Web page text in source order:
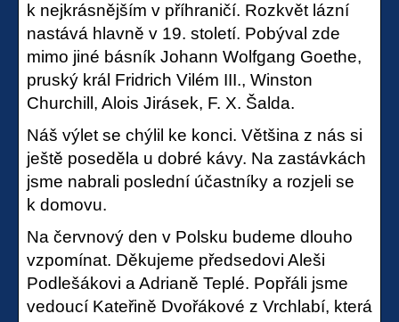
k nejkrásnějším v příhraničí. Rozkvět lázní
nastává hlavně v 19. století. Pobýval zde
mimo jiné básník Johann Wolfgang Goethe,
pruský král Fridrich Vilém III., Winston
Churchill, Alois Jirásek, F. X. Šalda.
Náš výlet se chýlil ke konci. Většina z nás si
ještě poseděla u dobré kávy. Na zastávkách
jsme nabrali poslední účastníky a rozjeli se
k domovu.
Na červnový den v Polsku budeme dlouho
vzpomínat. Děkujeme předsedovi Aleši
Podlešákovi a Adrianě Teplé. Popřáli jsme
vedoucí Kateřině Dvořákové z Vrchlabí, která